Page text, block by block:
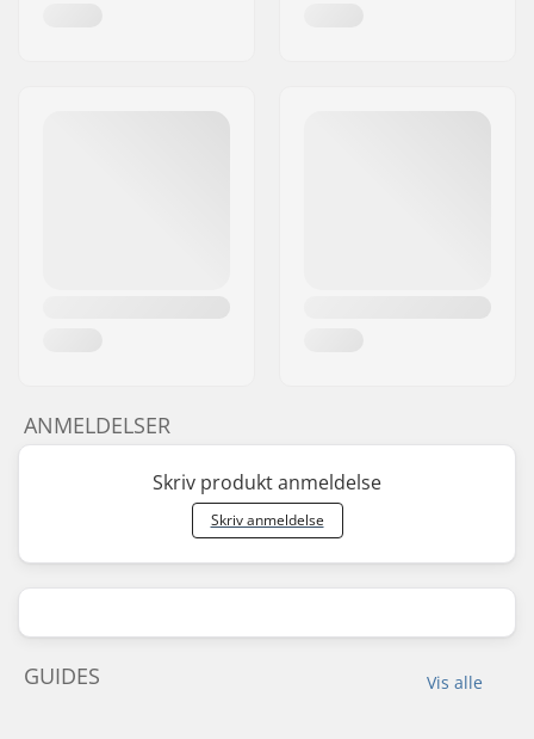
ANMELDELSER
Skriv produkt anmeldelse
Skriv anmeldelse
Vis alle
GUIDES